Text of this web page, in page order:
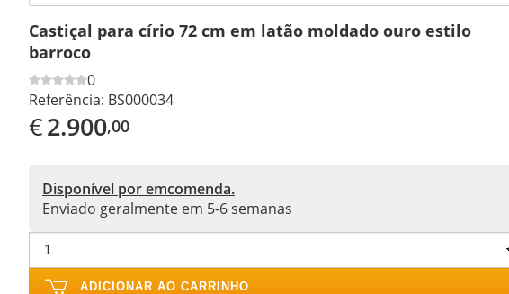
Castiçal para círio 72 cm em latão moldado ouro estilo
barroco
0
Referência: BS000034
€2.900,00
Disponível por emcomenda.
Enviado geralmente em 5-6 semanas
ADICIONAR AO CARRINHO